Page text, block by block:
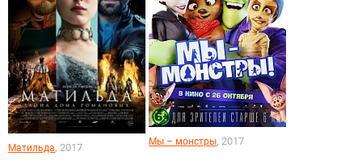
Матильда, 2017
Мы – монстры, 2017